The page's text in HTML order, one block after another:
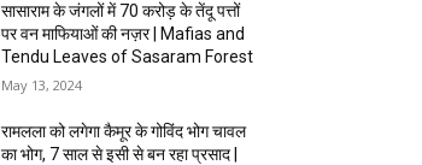
सासाराम के जंगलों में 70 करोड़ के तेंदू पत्तों
पर वन माफियाओं की नज़र | Mafias and
Tendu Leaves of Sasaram Forest
May 13, 2024
रामलला को लगेगा कैमूर के गोविंद भोग चावल
का भोग, 7 साल से इसी से बन रहा प्रसाद |